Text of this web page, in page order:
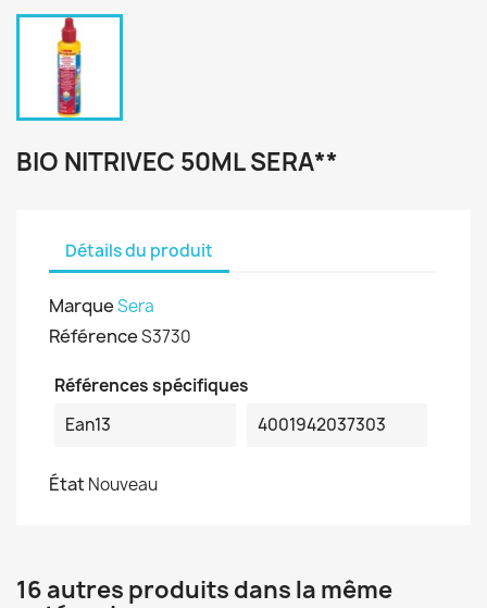
BIO NITRIVEC 50ML SERA**
Détails du produit
MarqueSera
RéférenceS3730
Références spécifiques
Ean13
4001942037303
ÉtatNouveau
16 autres produits dans la même